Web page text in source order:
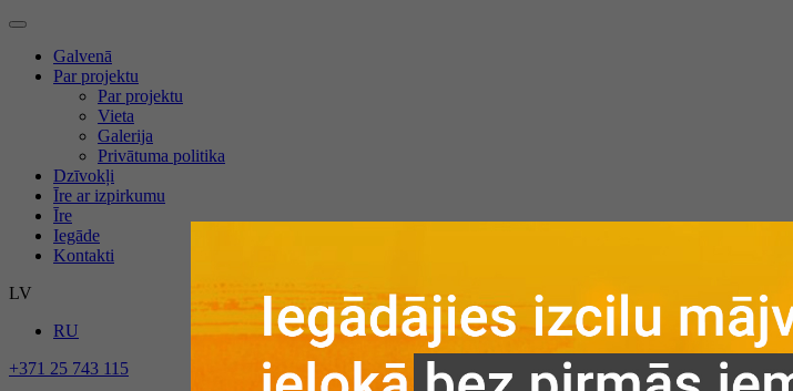
Galvenā
Par projektu
Par projektu
Vieta
Galerija
Privātuma politika
Dzīvokļi
Īre ar izpirkumu
Īre
Iegāde
Kontakti
LV
RU
+371 25 743 115